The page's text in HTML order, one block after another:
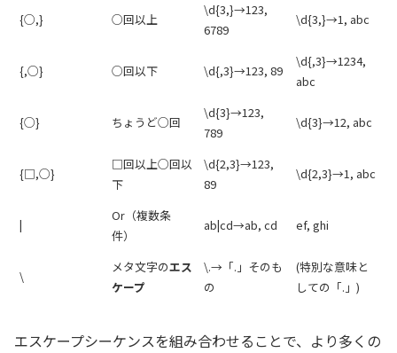
{○,} ○回以上
\d{3,}→123,
6789
\d{3,}→1, abc
{,○} ○回以下 \d{,3}→123, 89
\d{,3}→1234,
abc
{○} ちょうど○回
\d{3}→123,
789
\d{3}→12, abc
{□,○}
□回以上○回以
下
\d{2,3}→123,
89
\d{2,3}→1, abc
|
Or（複数条
件）
ab|cd→ab, cd ef, ghi
\
メタ文字のエス
ケープ
\.→「.」そのも
の
(特別な意味と
しての「.」)
エスケープシーケンスを組み合わせることで、より多くの